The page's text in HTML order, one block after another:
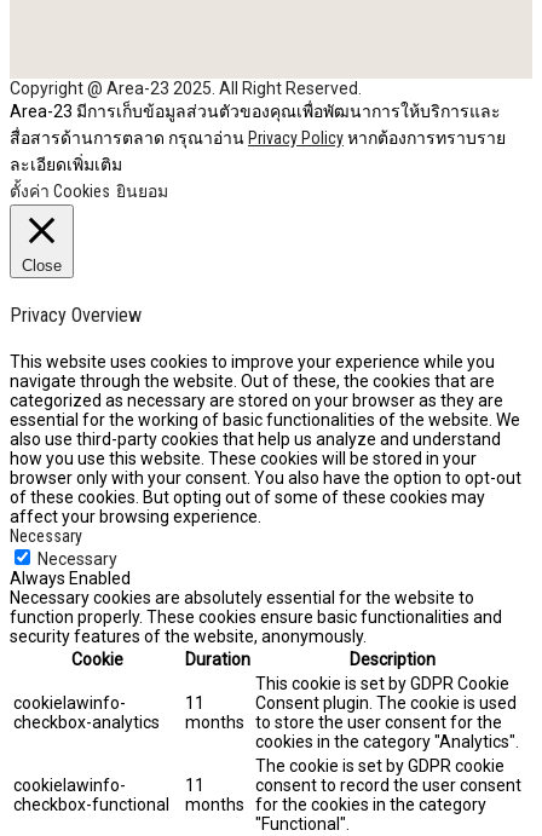
Copyright @ Area-23 2025. All Right Reserved.
Area-23 มีการเก็บข้อมูลส่วนตัวของคุณเพื่อพัฒนาการให้บริการและ
สื่อสารด้านการตลาด กรุณาอ่าน Privacy Policyหากต้องการทราบราย
ละเอียดเพิ่มเติม
ตั้งค่า Cookies ยินยอม
Close
Privacy Overview
This website uses cookies to improve your experience while you
navigate through the website. Out of these, the cookies that are
categorized as necessary are stored on your browser as they are
essential for the working of basic functionalities of the website. We
also use third-party cookies that help us analyze and understand
how you use this website. These cookies will be stored in your
browser only with your consent. You also have the option to opt-out
of these cookies. But opting out of some of these cookies may
affect your browsing experience.
Necessary
Necessary
Always Enabled
Necessary cookies are absolutely essential for the website to
function properly. These cookies ensure basic functionalities and
security features of the website, anonymously.
Cookie
Duration Description
cookielawinfo-
checkbox-analytics
11
months
This cookie is set by GDPR Cookie
Consent plugin. The cookie is used
to store the user consent for the
cookies in the category "Analytics".
cookielawinfo-
checkbox-functional
11
months
The cookie is set by GDPR cookie
consent to record the user consent
for the cookies in the category
"Functional".